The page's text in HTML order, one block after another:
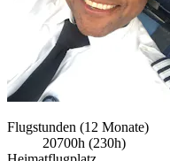
Flugstunden (12 Monate)
20700h (230h)